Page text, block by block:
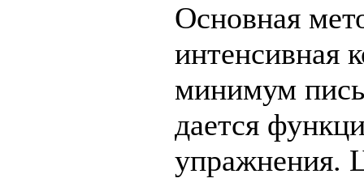
Основная
интенсивная
минимум
дается
упражнения.